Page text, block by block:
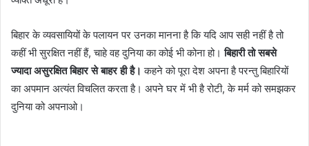
बिहार के व्यवसायियों के पलायन पर उनका मानना है कि यदि आप सही नहीं है तो
कहीं भी सुरक्षित नहीं हैं, चाहे वह दुनिया का कोई भी कोना हो।बिहारी तो सबसे
ज्यादा असुरक्षित बिहार से बाहर ही है। कहने को पूरा देश अपना है परन्तु बिहारियों
का अपमान अत्यंत विचलित करता है। अपने घर में भी है रोटी, के मर्म को समझकर
दुनिया को अपनाओ।